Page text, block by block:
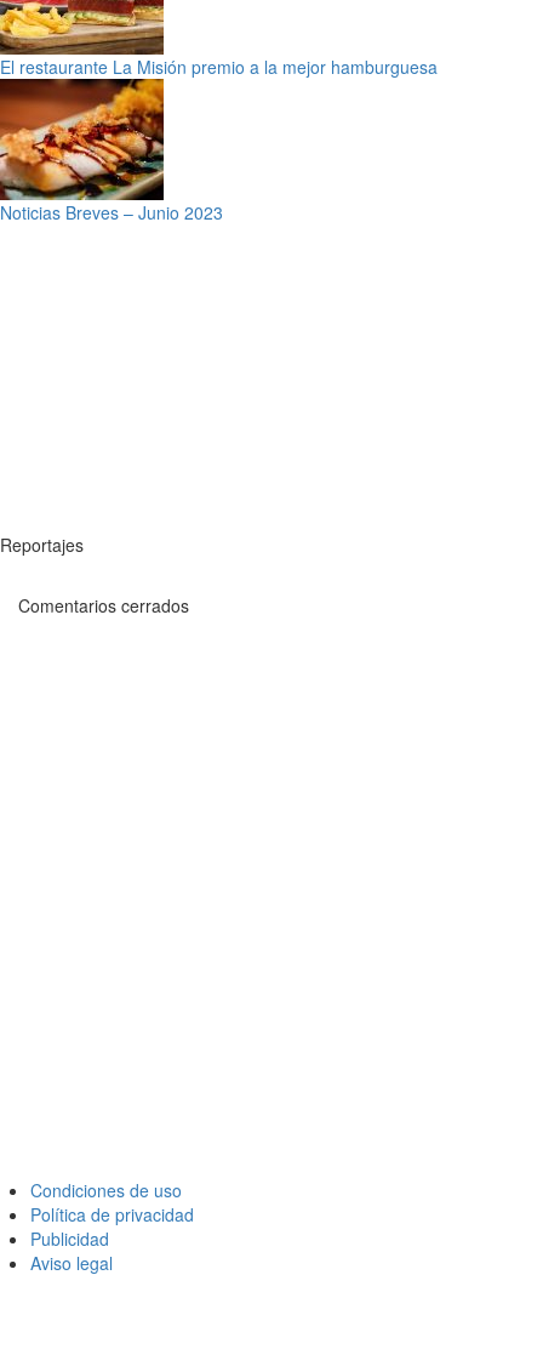
El restaurante La Misión premio a la mejor hamburguesa
Noticias Breves – Junio 2023
Reportajes
Comentarios cerrados
Condiciones de uso
Política de privacidad
Publicidad
Aviso legal